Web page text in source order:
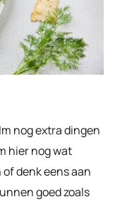
nog extra dingen
hier nog wat
denk eens aan
goed zoals